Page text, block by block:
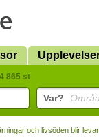
865 st
Var?
och livsöden blir